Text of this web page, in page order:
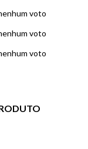
voto
voto
voto